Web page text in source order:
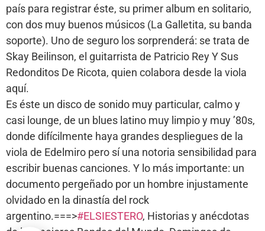
país para registrar éste, su primer album en solitario,
con dos muy buenos músicos (La Galletita, su banda
soporte). Uno de seguro los sorprenderá: se trata de
Skay Beilinson, el guitarrista de Patricio Rey Y Sus
Redonditos De Ricota, quien colabora desde la viola
aquí.
Es éste un disco de sonido muy particular, calmo y
casi lounge, de un blues latino muy limpio y muy ’80s,
donde difícilmente haya grandes despliegues de la
viola de Edelmiro pero sí una notoria sensibilidad para
escribir buenas canciones. Y lo más importante: un
documento pergeñado por un hombre injustamente
olvidado en la dinastía del rock
argentino.===>#ELSIESTERO, Historias y anécdotas